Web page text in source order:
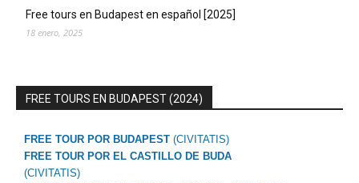
Free tours en Budapest en español [2025]
18 enero, 2025
FREE TOURS EN BUDAPEST (2024)
FREE TOUR POR BUDAPEST (CIVITATIS)
FREE TOUR POR EL CASTILLO DE BUDA
(CIVITATIS)